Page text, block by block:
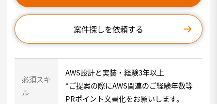
案件探しを依頼する
必須スキ
ル
AWS設計と実装・経験3年以上
*ご提案の際にAWS関連のご経験年数等
PRポイント文書化をお願いします。